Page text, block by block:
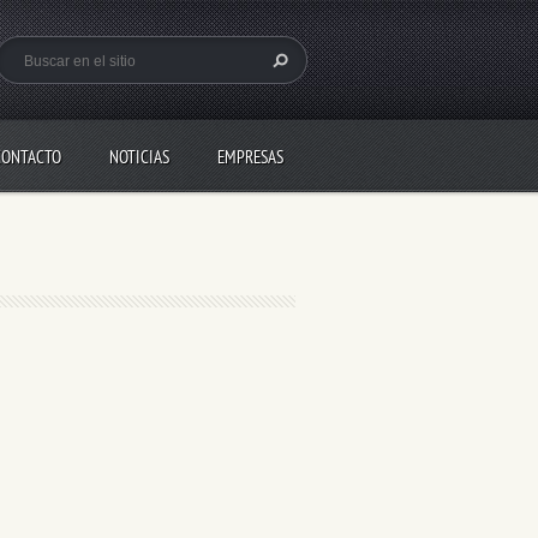
NOTICIAS EMPRESAS